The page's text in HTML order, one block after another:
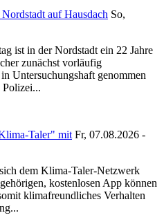
auf Hausdach So,
ist in der Nordstadt ein 22 Jahre
zunächst vorläufig
Untersuchungshaft genommen
Taler" mit Fr, 07.08.2026 -
dem Klima-Taler-Netzwerk
kostenlosen App können
klimafreundliches Verhalten